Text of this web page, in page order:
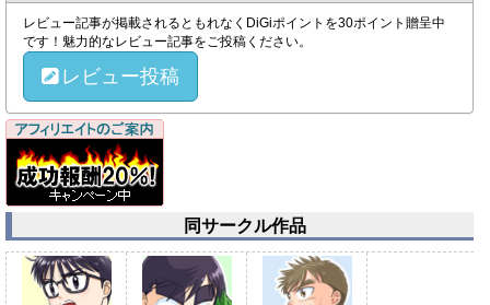
レビュー記事が掲載されるともれなくDiGiポイントを30ポイント贈呈中
です！魅力的なレビュー記事をご投稿ください。
レビュー投稿
同サークル作品